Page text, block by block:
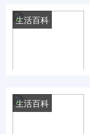
生活百科
生活百科